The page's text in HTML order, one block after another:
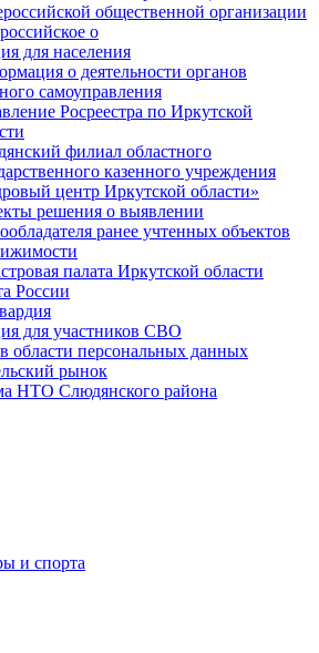
общественной организации
о
для населения
о деятельности органов
самоуправления
Росреестра по Иркутской
филиал областного
казенного учреждения
центр Иркутской области»
решения о выявлении
ранее учтенных объектов
палата Иркутской области
России
для участников СВО
области персональных данных
рынок
НТО Слюдянского района
и спорта